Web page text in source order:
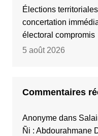
Élections
concertation
électoral compromis
5 août 2026
Commentaires
Anonymedans
Ñi : Abdourahmane